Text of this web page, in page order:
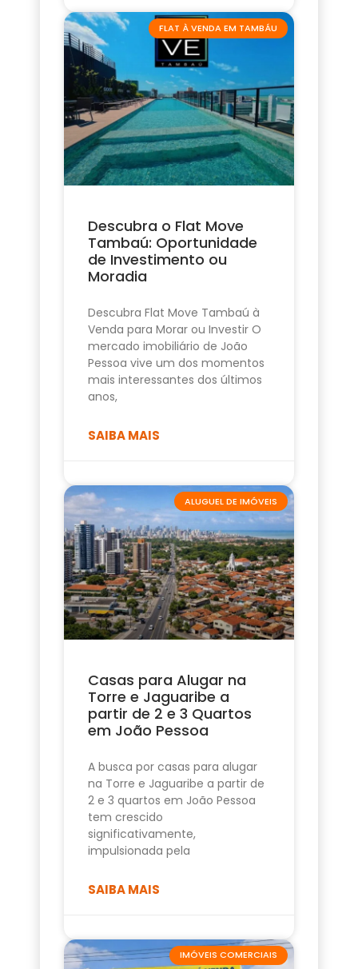
FLAT À VENDA EM TAMBÁU
Descubra o Flat Move
Tambaú: Oportunidade
de Investimento ou
Moradia
Descubra Flat Move Tambaú à
Venda para Morar ou Investir O
mercado imobiliário de João
Pessoa vive um dos momentos
mais interessantes dos últimos
anos,
SAIBA MAIS
ALUGUEL DE IMÓVEIS
Casas para Alugar na
Torre e Jaguaribe a
partir de 2 e 3 Quartos
em João Pessoa
A busca por casas para alugar
na Torre e Jaguaribe a partir de
2 e 3 quartos em João Pessoa
tem crescido
significativamente,
impulsionada pela
SAIBA MAIS
IMÓVEIS COMERCIAIS